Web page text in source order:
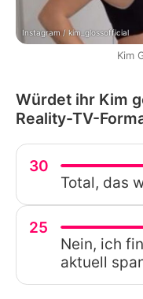
Instagram / kim_glossofficial
Kim
Würdet ihr Kim
Reality-TV-
30
Total, das
25
Nein, ich
aktuell